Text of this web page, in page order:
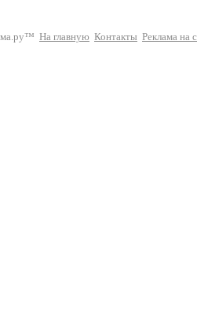
На главную Контакты Реклама на